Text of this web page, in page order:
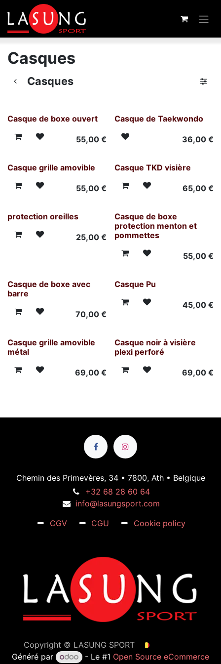
Se rendre au contenu
Casques
Casques
Casque de boxe ouvert
55,00€
Casque de Taekwondo
36,00€
Casque grille amovible
55,00€
Casque TKD visière
65,00€
protection oreilles
25,00€
Casque de boxe
protection menton et
pommettes
55,00€
Casque de boxe avec
barre
70,00€
Casque Pu
45,00€
Casque grille amovible
métal
69,00€
Casque noir à visière
plexi perforé
69,00€
Chemin des Primevères, 34 • 7800, Ath • Belgique
+32 68 28 60 64
info@lasungsport.com
CGV
CGU Cookie policy
Copyright © LASUNG SPORT
Généré par - Le #1 Open Source eCommerce